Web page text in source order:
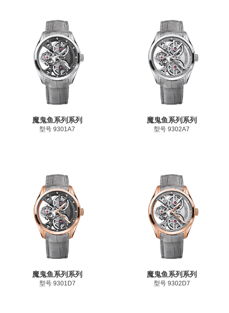
魔鬼鱼系列系列
型号 9301A7
魔鬼鱼系列系列
型号 9302A7
魔鬼鱼系列系列
型号 9301D7
魔鬼鱼系列系列
型号 9302D7